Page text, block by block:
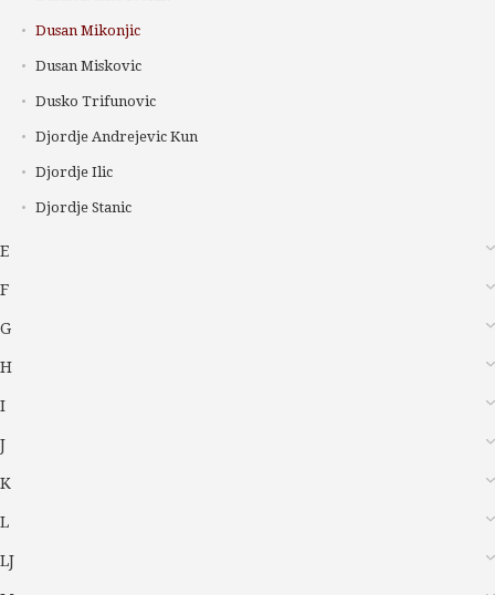
Dusan Mikonjic
Dusan Miskovic
Dusko Trifunovic
Djordje Andrejevic Kun
Djordje Ilic
Djordje Stanic
E
F
G
H
I
J
K
L
LJ